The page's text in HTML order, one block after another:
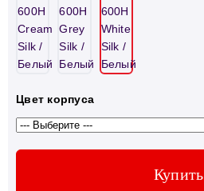
Цвет корпуса
Купить